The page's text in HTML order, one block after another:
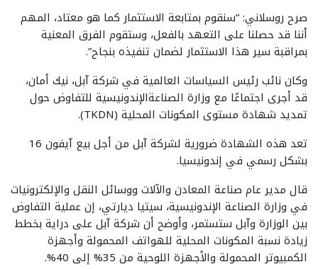
صرح روسلاني: “سنقوم بمتابعة الاستثمار كما هو معتاد، المهم
أننا قد حصلنا على التعهد بالفعل، وستقوم الفرق المعنية
بمراقبة سير هذا الاستثمار لضمان تنفيذه بنجاح”.
وكان نائب رئيس السياسات العالمية في شركة آبل، نيك أمان،
قد أجرى اجتماعًا مع وزارة الصناعةالإندونيسية للتفاوض حول
تمديد شهادة مستوى المكونات المحلية (TKDN).
تعد هذه الشهادة ضرورية لشركة آبل من أجل بيع آيفون 16
بشكل رسمي في إندونيسيا.
قال مدير عام صناعة المعادن والآلات ووسائل النقل والإلكترونيات
في وزارة الصناعة الإندونيسية، سيتيا ديارتي، إن عملية التفاوض
بين الوزارة وآبل ستستمر، وأوضح أن شركة آبل على دراية بخطط
زيادة نسبة المكونات المحلية للهواتف المحمولة وأجهزة
الكمبيوتر المحمولة والأجهزة اللوحية من 35% إلى 40%.